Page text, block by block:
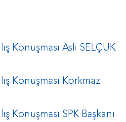
Konuşması Aslı SELÇUK
Konuşması Korkmaz
Konuşması SPK Başkanı